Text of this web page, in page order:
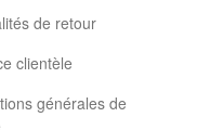
de retour
clientèle
générales de